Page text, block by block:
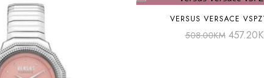
VERSUS VERSACE
508.00KM 457.20